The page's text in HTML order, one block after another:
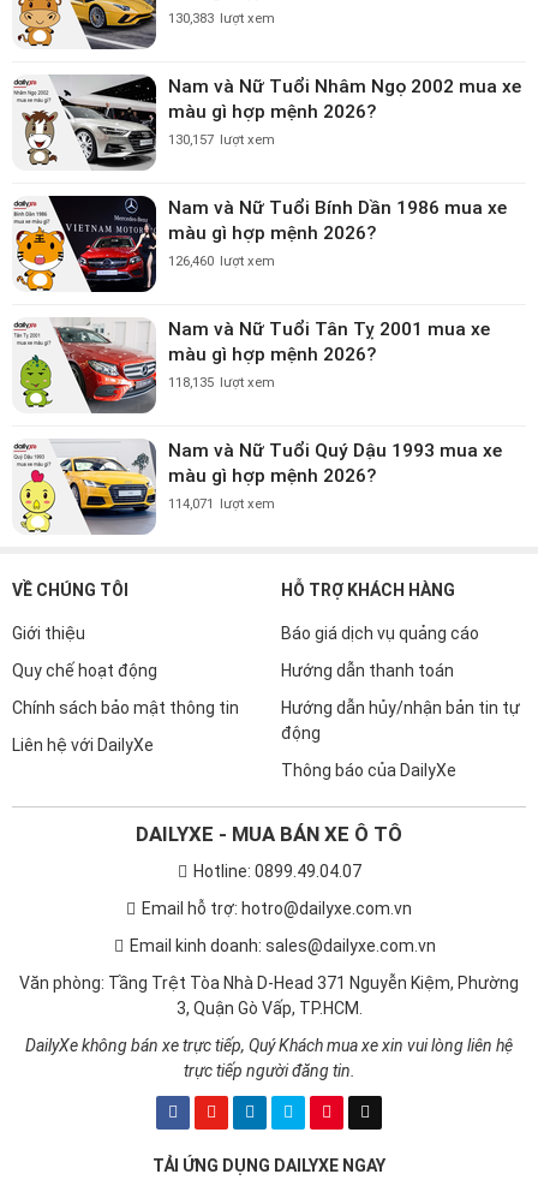
130,383 lượt xem
Nam và Nữ Tuổi Nhâm Ngọ 2002 mua xe
màu gì hợp mệnh 2026?
130,157 lượt xem
Nam và Nữ Tuổi Bính Dần 1986 mua xe
màu gì hợp mệnh 2026?
126,460 lượt xem
Nam và Nữ Tuổi Tân Tỵ 2001 mua xe
màu gì hợp mệnh 2026?
118,135 lượt xem
Nam và Nữ Tuổi Quý Dậu 1993 mua xe
màu gì hợp mệnh 2026?
114,071 lượt xem
VỀ CHÚNG TÔI
Giới thiệu
Quy chế hoạt động
Chính sách bảo mật thông tin
Liên hệ với DailyXe
HỖ TRỢ KHÁCH HÀNG
Báo giá dịch vụ quảng cáo
Hướng dẫn thanh toán
Hướng dẫn hủy/nhận bản tin tự
động
Thông báo của DailyXe
DAILYXE - MUA BÁN XE Ô TÔ
Hotline: 0899.49.04.07
Email hỗ trợ: hotro@dailyxe.com.vn
Email kinh doanh: sales@dailyxe.com.vn
Văn phòng: Tầng Trệt Tòa Nhà D-Head 371 Nguyễn Kiệm, Phường
3, Quận Gò Vấp, TP.HCM.
DailyXe không bán xe trực tiếp, Quý Khách mua xe xin vui lòng liên hệ
trực tiếp người đăng tin.
TẢI ỨNG DỤNG DAILYXE NGAY